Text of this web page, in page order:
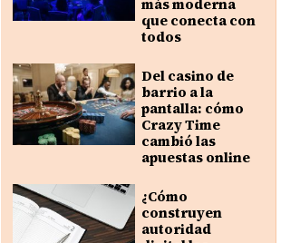
más moderna
que conecta con
todos
Del casino de
barrio a la
pantalla: cómo
Crazy Time
cambió las
apuestas online
¿Cómo
construyen
autoridad